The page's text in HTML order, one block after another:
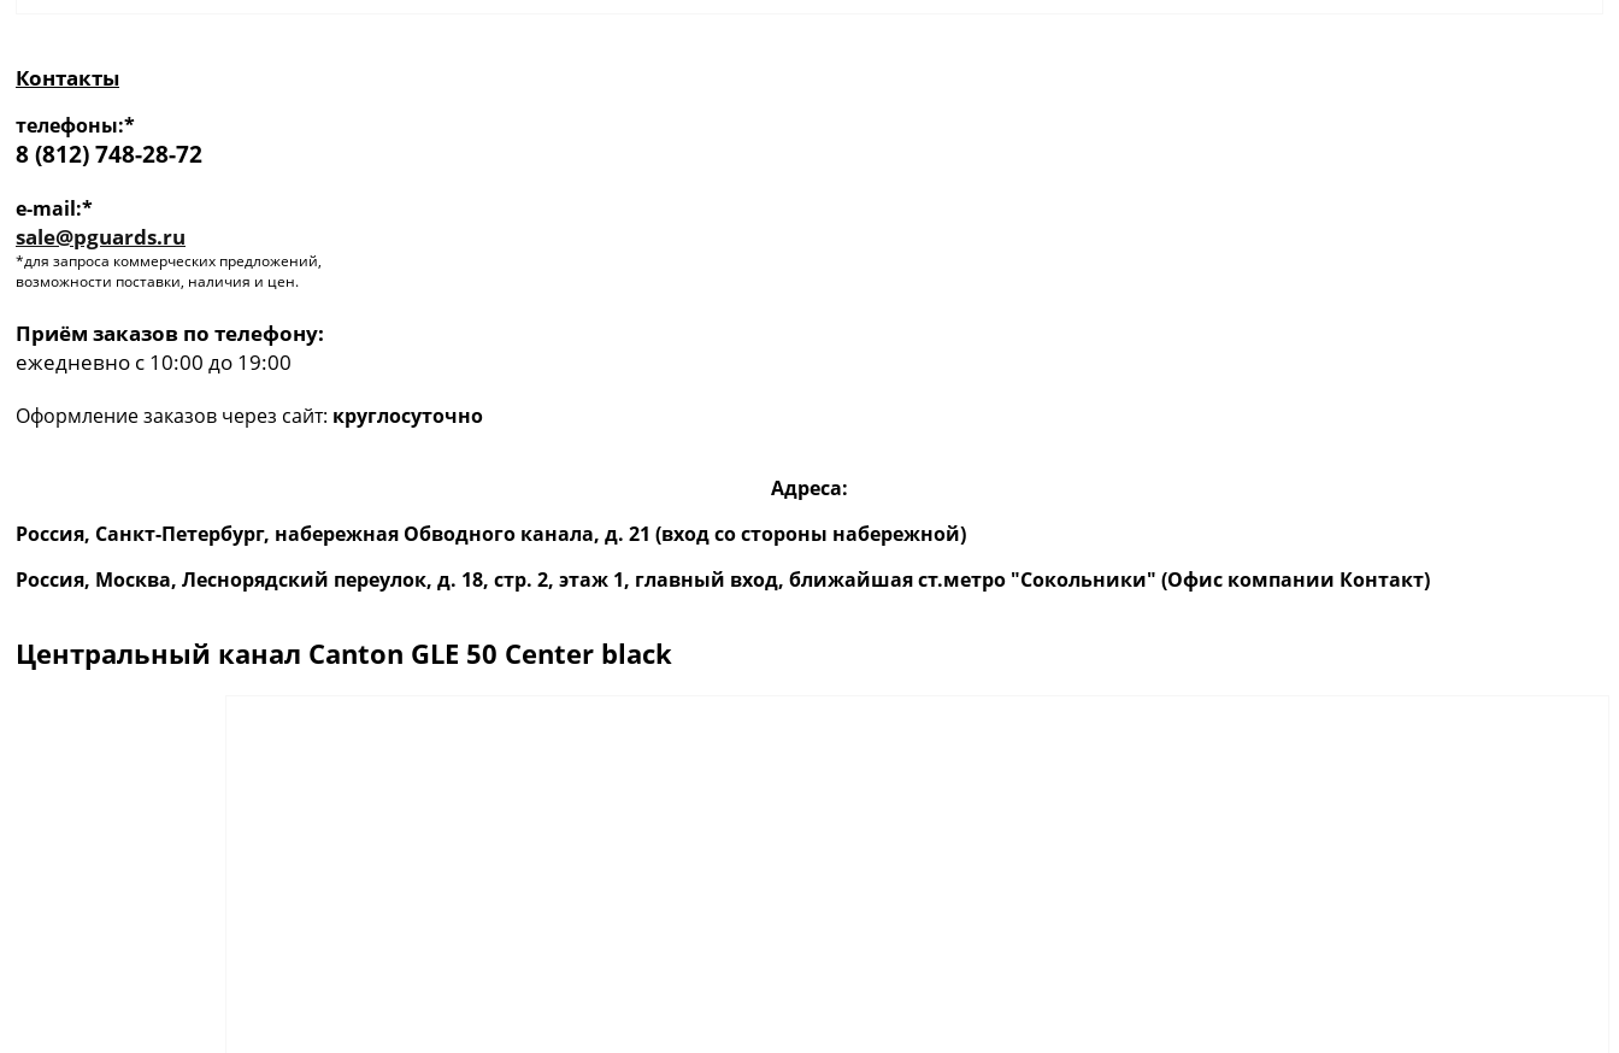
Контакты
телефоны:*
8 (812) 748-28-72
e-mail:*
sale@pguards.ru
*для запроса коммерческих предложений,
возможности поставки, наличия и цен.
Приём заказов по телефону:
ежедневно с 10:00 до 19:00
Оформление заказов через сайт: круглосуточно
Адреса:
Россия, Санкт-Петербург, набережная Обводного канала, д. 21 (вход со стороны набережной)
Россия, Москва, Леснорядский переулок, д. 18, стр. 2, этаж 1, главный вход, ближайшая ст.метро "Сокольники" (Офис компании Контакт)
Центральный канал Canton GLE 50 Center black